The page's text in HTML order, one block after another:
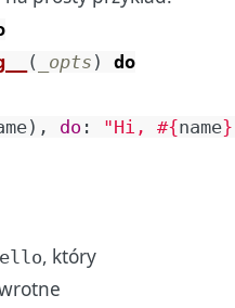
( _opts )
do
) , do : "Hi, #{name}
, który